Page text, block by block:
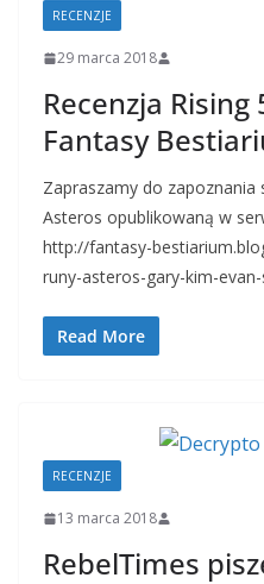
RECENZJE
29 marca 2018
Recenzja Rising
Fantasy
Zapraszamy do zapoznania
Asteros opublikowaną w
http://fantasy-
runy-asteros-gary-kim-
Read More
RECENZJE
13 marca 2018
RebelTimes